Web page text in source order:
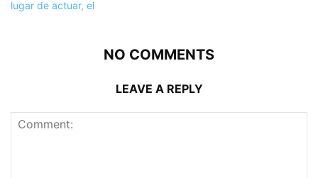
NO COMMENTS
LEAVE A REPLY